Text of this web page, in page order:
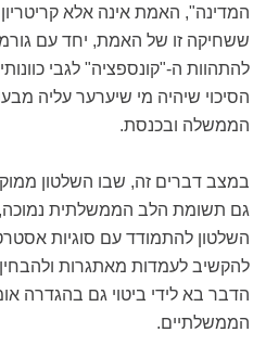
המדינה", האמת אינה אלא
ששחיקה זו של האמת, יחד עם
להתהוות ה-"קונספציה" לגבי
הסיכוי שיהיה מי שיערער עליה
הממשלה ובכנסת.
במצב דברים זה, שבו השלטון
גם תשומת הלב הממשלתית נמוכה,
השלטון להתמודד עם סוגיות
להקשיב לעמדות מאתגרות
הדבר בא לידי ביטוי גם בהגדרה
הממשלתיים.